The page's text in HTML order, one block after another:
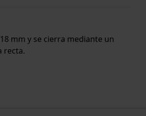
mm y se cierra mediante un
recta.